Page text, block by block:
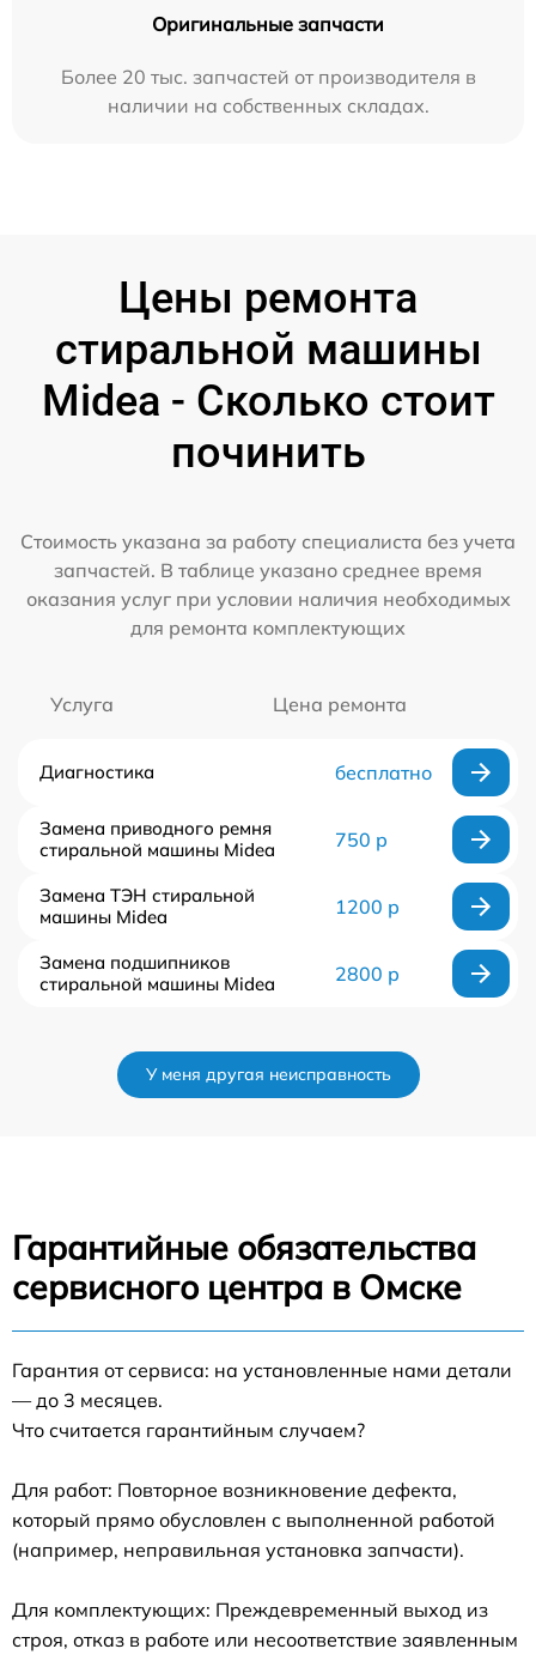
Оригинальные запчасти
Более 20 тыс. запчастей от производителя в
наличии на собственных складах.
Цены ремонта
стиральной машины
Midea - Сколько стоит
починить
Стоимость указана за работу специалиста без учета
запчастей. В таблице указано среднее время
оказания услуг при условии наличия необходимых
для ремонта комплектующих
Услуга Цена ремонта
Диагностика бесплатно
Замена приводного ремня
стиральной машины Midea
750 р
Замена ТЭН стиральной
машины Midea
1200 р
Замена подшипников
стиральной машины Midea
2800 р
У меня другая неисправность
Гарантийные обязательства
сервисного центра в Омске
Гарантия от сервиса: на установленные нами детали
— до 3 месяцев.
Что считается гарантийным случаем?
Для работ: Повторное возникновение дефекта,
который прямо обусловлен с выполненной работой
(например, неправильная установка запчасти).
Для комплектующих: Преждевременный выход из
строя, отказ в работе или несоответствие заявленным